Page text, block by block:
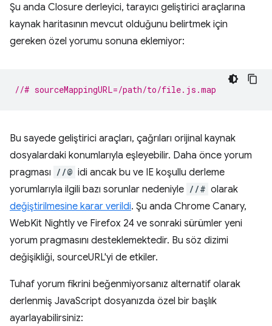
Şu anda Closure derleyici, tarayıcı geliştirici araçlarına
kaynak haritasının mevcut olduğunu belirtmek için
gereken özel yorumu sonuna eklemiyor:
//# sourceMappingURL=/path/to/file.js.map
Bu sayede geliştirici araçları, çağrıları orijinal kaynak
dosyalardaki konumlarıyla eşleyebilir. Daha önce yorum
pragması //@ idi ancak bu ve IE koşullu derleme
yorumlarıyla ilgili bazı sorunlar nedeniyle //# olarak
değiştirilmesine karar verildi. Şu anda Chrome Canary,
WebKit Nightly ve Firefox 24 ve sonraki sürümler yeni
yorum pragmasını desteklemektedir. Bu söz dizimi
değişikliği, sourceURL'yi de etkiler.
Tuhaf yorum fikrini beğenmiyorsanız alternatif olarak
derlenmiş JavaScript dosyanızda özel bir başlık
ayarlayabilirsiniz: